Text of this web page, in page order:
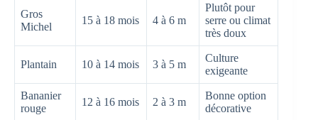
Gros
Michel
15 à 18 mois 4 à 6 m
Plutôt pour
serre ou climat
très doux
Plantain 10 à 14 mois 3 à 5 m
Culture
exigeante
Bananier
rouge
12 à 16 mois 2 à 3 m
Bonne option
décorative